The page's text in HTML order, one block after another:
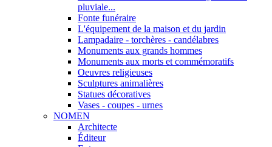
pluviale...
Fonte funéraire
L'équipement de la maison et du jardin
Lampadaire - torchères - candélabres
Monuments aux grands hommes
Monuments aux morts et commémoratifs
Oeuvres religieuses
Sculptures animalières
Statues décoratives
Vases - coupes - urnes
NOMEN
Architecte
Éditeur